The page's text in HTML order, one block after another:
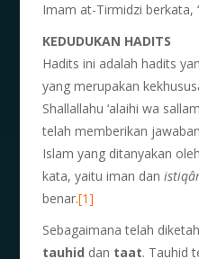
Imam at-Tirmidzi berkata,
KEDUDUKAN HADITS
Hadits ini adalah hadits
yang merupakan
Shallallahu ‘alaihi wa
telah memberikan
Islam yang ditanyakan
kata, yaitu iman dan
benar.[1]
Sebagaimana telah
tauhid dan taat. Tauhid